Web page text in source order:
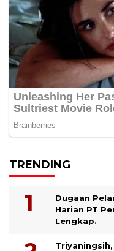
TRENDING
Dugaan
Harian PT
Lengkap.